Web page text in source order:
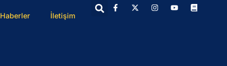
Haberler İletişim